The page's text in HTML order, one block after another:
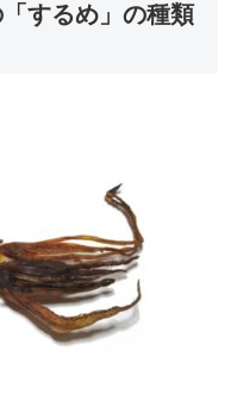
するめ」の種類